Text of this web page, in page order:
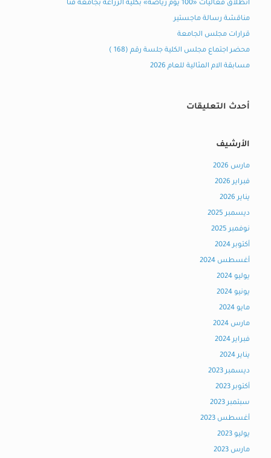
انطلاق فعاليات «100 يوم رياضة» بكلية الزراعة بجامعة قنا
مناقشة رسالة ماجستير
قرارات مجلس الجامعة
محضر اجتماع مجلس الكلية جلسة رقم (168 )
مسابقة الام المثالية للعام 2026
أحدث التعليقات
الأرشيف
مارس 2026
فبراير 2026
يناير 2026
ديسمبر 2025
نوفمبر 2025
أكتوبر 2024
أغسطس 2024
يوليو 2024
يونيو 2024
مايو 2024
مارس 2024
فبراير 2024
يناير 2024
ديسمبر 2023
أكتوبر 2023
سبتمبر 2023
أغسطس 2023
يوليو 2023
مارس 2023